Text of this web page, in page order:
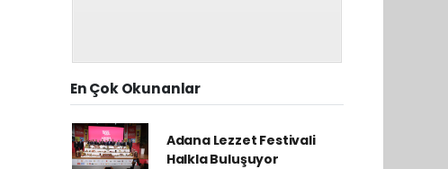
En Çok Okunanlar
Adana Lezzet Festivali
Halkla Buluşuyor